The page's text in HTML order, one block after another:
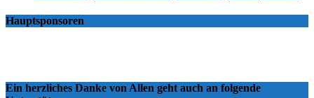
Hauptsponsoren
Ein herzliches Danke von Allen geht auch an folgende